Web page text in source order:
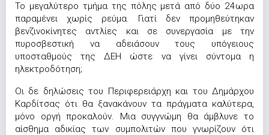
Το μεγαλύτερο τμήμα της πόλης μετά από δύο 24ωρα
παραμένει χωρίς ρεύμα. Γιατί δεν προμηθεύτηκαν
βενζινοκίνητες αντλίες και σε συνεργασία με την
πυροσβεστική να αδειάσουν τους υπόγειους
υποσταθμούς της ΔΕΗ ώστε να γίνει σύντομα η
ηλεκτροδότηση;
Οι δε δηλώσεις του Περιφερειάρχη και του Δημάρχου
Καρδίτσας ότι θα ξανακάνουν τα πράγματα καλύτερα,
μόνο οργή προκαλούν. Μια συγγνώμη θα άμβλυνε το
αίσθημα αδικίας των συμπολιτών που γνωρίζουν ότι